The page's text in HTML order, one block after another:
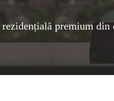
rezidențială premium din